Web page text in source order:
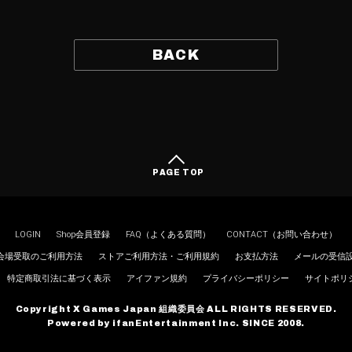
BACK
PAGE TOP
LOGIN Shop会員登録 FAQ（よくある質問） CONTACT（お問い合わせ）
場受取のご利用方法 ストアご利用方法・ご利用規約 お支払方法 メールの受信
特定商取引法に基づく表示 アイファン規約 プライバシーポリシー サイトポリ
Copyright X Games Japan 組織委員会 ALL RIGHTS RESERVED.
Powered by ifanEntertainment Inc. SINCE 2008.